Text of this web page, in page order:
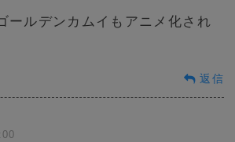
ールデンカムイもアニメ化され
返信